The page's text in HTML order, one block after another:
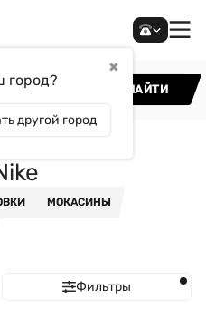
✖
город?
другой город
НАЙТИ
МОКАСИНЫ
Фильтры